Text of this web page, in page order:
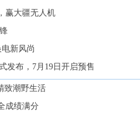
赢大疆无人机
新风尚
发布，7月19日开启预售
致潮野生活
成绩满分